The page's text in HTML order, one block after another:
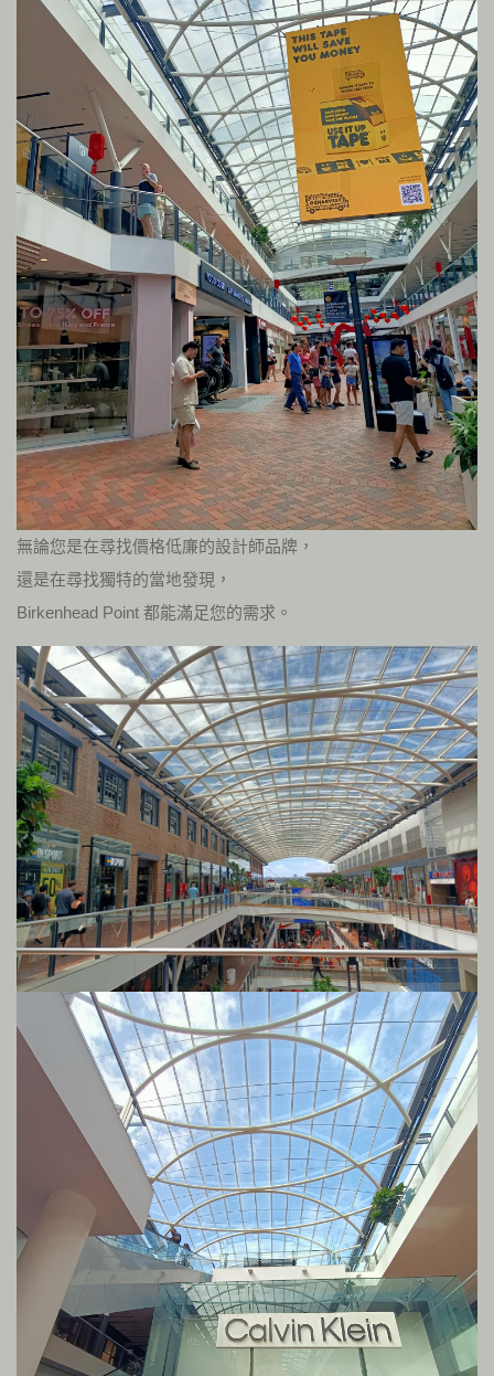
無論您是在尋找價格低廉的設計師品牌，
還是在尋找獨特的當地發現，
Birkenhead Point 都能滿足您的需求。